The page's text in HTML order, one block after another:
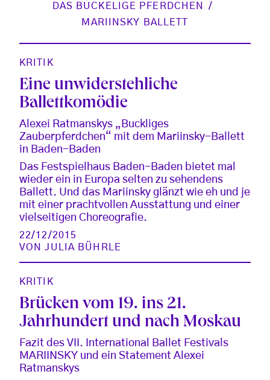
DAS BUCKELIGE PFERDCHEN
MARIINSKY BALLETT
KRITIK
Eine unwiderstehliche
Ballettkomödie
Alexei Ratmanskys „Buckliges
Zauberpferdchen“ mit dem Mariinsky-Ballett
in Baden-Baden
Das Festspielhaus Baden-Baden bietet mal
wieder ein in Europa selten zu sehendens
Ballett. Und das Mariinsky glänzt wie eh und je
mit einer prachtvollen Ausstattung und einer
vielseitigen Choreografie.
22/12/2015
VONJULIA BÜHRLE
KRITIK
Brücken vom 19. ins 21.
Jahrhundert und nach Moskau
Fazit des VII. International Ballet Festivals
MARIINSKY und ein Statement Alexei
Ratmanskys